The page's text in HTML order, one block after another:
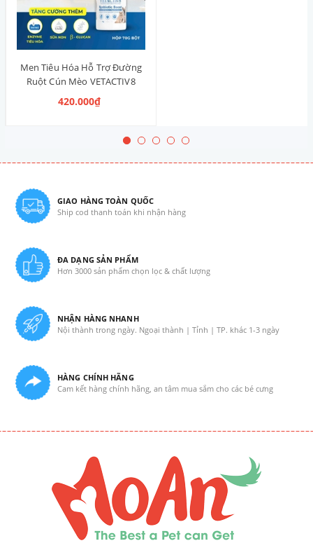
Men Tiêu Hóa Hỗ Trợ Đường
Ruột Cún Mèo VETACTIV8
Synbiotic Boost Úc 70g
420.000₫
GIAO HÀNG TOÀN QUỐC
Ship cod thanh toán khi nhận hàng
ĐA DẠNG SẢN PHẨM
Hơn 3000 sản phẩm chọn lọc & chất lượng
NHẬN HÀNG NHANH
Nội thành trong ngày. Ngoại thành | Tỉnh | TP. khác 1-3 ngày
HÀNG CHÍNH HÃNG
Cam kết hàng chính hãng, an tâm mua sắm cho các bé cưng